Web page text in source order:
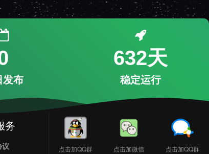
发布
632天
稳定运行
务
议
点击加QQ群 点击加微信 点击加QQ群